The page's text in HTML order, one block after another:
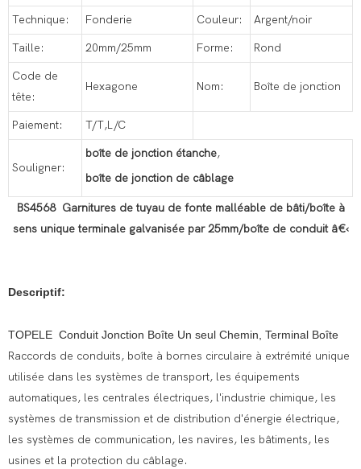
Technique: Fonderie Couleur: Argent/noir
Taille: 20mm/25mm Forme: Rond
Code de
tête:
Hexagone Nom: Boîte de jonction
Paiement: T/T,L/C
Souligner:
boîte de jonction étanche,
boîte de jonction de câblage
BS4568 Garnitures de tuyau de fonte malléable de bâti/boîte à
sens unique terminale galvanisée par 25mm/boîte de conduit â€‹
Descriptif:
TOPELE Conduit Jonction Boîte Un seul Chemin, Terminal Boîte
Raccords de conduits, boîte à bornes circulaire à extrémité unique
utilisée dans les systèmes de transport, les équipements
automatiques, les centrales électriques, l'industrie chimique, les
systèmes de transmission et de distribution d'énergie électrique,
les systèmes de communication, les navires, les bâtiments, les
usines et la protection du câblage.